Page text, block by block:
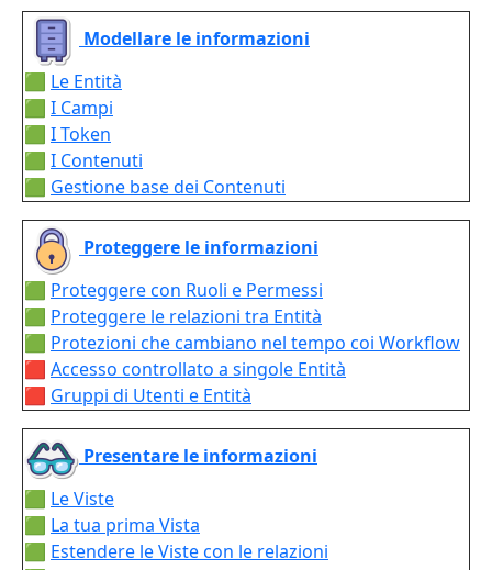
Modellare le informazioni
🟩 Le Entità
🟩 I Campi
🟩 I Token
🟩 I Contenuti
🟩 Gestione base dei Contenuti
Proteggere le informazioni
🟩 Proteggere con Ruoli e Permessi
🟩 Proteggere le relazioni tra Entità
🟩 Protezioni che cambiano nel tempo coi Workflow
🟥 Accesso controllato a singole Entità
🟥 Gruppi di Utenti e Entità
Presentare le informazioni
🟩 Le Viste
🟩 La tua prima Vista
🟩 Estendere le Viste con le relazioni